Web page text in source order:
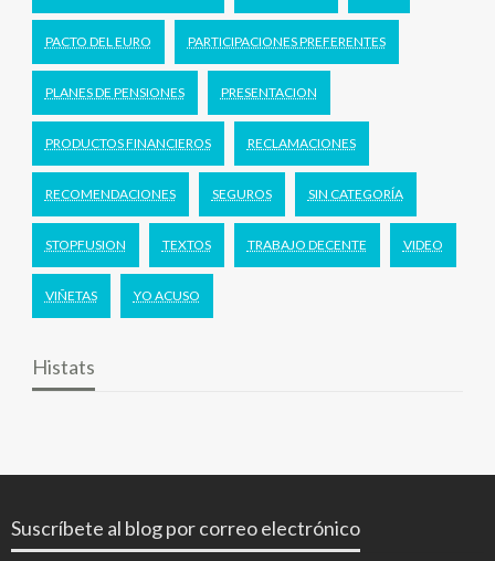
PACTO DEL EURO PARTICIPACIONES PREFERENTES
PLANES DE PENSIONES PRESENTACION
PRODUCTOS FINANCIEROS RECLAMACIONES
RECOMENDACIONES SEGUROS SIN CATEGORÍA
STOPFUSION TEXTOS TRABAJO DECENTE VIDEO
VIÑETAS YO ACUSO
Histats
Suscríbete al blog por correo electrónico